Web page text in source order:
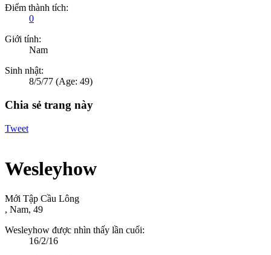
Điểm thành tích:
0
Giới tính:
Nam
Sinh nhật:
8/5/77 (Age: 49)
Chia sẻ trang này
Tweet
Wesleyhow
Mới Tập Cầu Lông
, Nam, 49
Wesleyhow được nhìn thấy lần cuối:
16/2/16